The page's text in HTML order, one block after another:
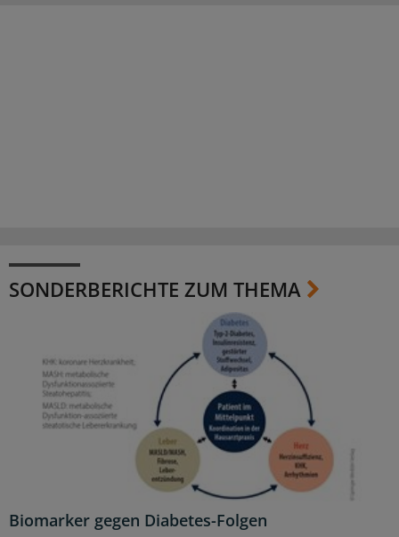
SONDERBERICHTE ZUM THEMA
Biomarker gegen Diabetes-Folgen